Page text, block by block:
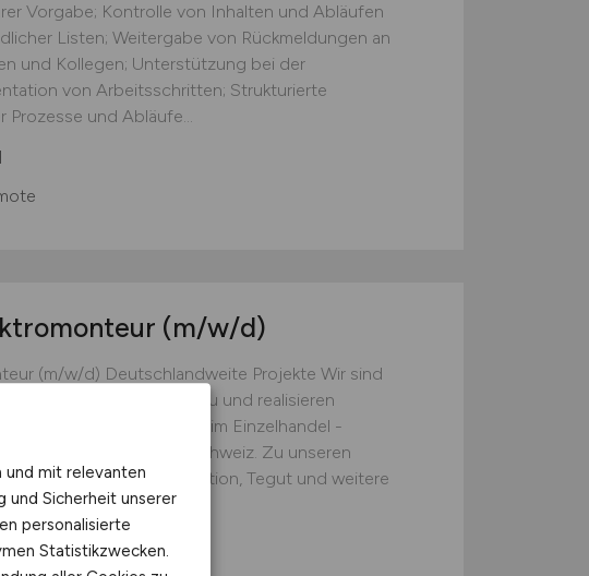
Vorgabe; Kontrolle von Inhalten und Abläufen
Listen; Weitergabe von Rückmeldungen an
und Kollegen; Unterstützung bei der
von Arbeitsschritten; Strukturierte
Prozesse und Abläufe...
(m/w/d)
(m/w/d) Deutschlandweite Projekte Wir sind
im B2B-Ladenbau und realisieren
namhafte Unternehmen im Einzelhandel -
in Österreich und der Schweiz. Zu unseren
Douglas, Jysk, Action, Tegut und weitere
und mit relevanten
und Sicherheit unserer
personalisierte
Statistikzwecken.